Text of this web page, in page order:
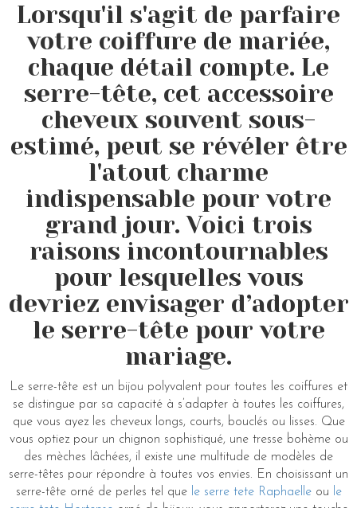
Lorsqu'il s'agit de parfaire
votre coiffure de mariée,
chaque détail compte. Le
serre-tête, cet accessoire
cheveux souvent sous-
estimé, peut se révéler être
l'atout charme
indispensable pour votre
grand jour. Voici trois
raisons incontournables
pour lesquelles vous
devriez envisager d’adopter
le serre-tête pour votre
mariage.
Le serre-tête est un bijou polyvalent pour toutes les coiffures et
se distingue par sa capacité à s’adapter à toutes les coiffures,
que vous ayez les cheveux longs, courts, bouclés ou lisses. Que
vous optiez pour un chignon sophistiqué, une tresse bohème ou
des mèches lâchées, il existe une multitude de modèles de
serre-têtes pour répondre à toutes vos envies. En choisissant un
serre-tête orné de perles tel que le serre tete Raphaelleou
le